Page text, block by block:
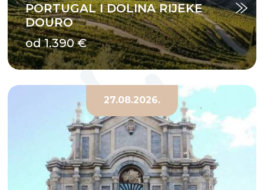
PORTUGAL I DOLINA RIJEKE
DOURO
od 1.390 €
27.08.2026.